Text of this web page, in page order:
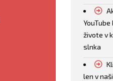
živote v
slnka
len v